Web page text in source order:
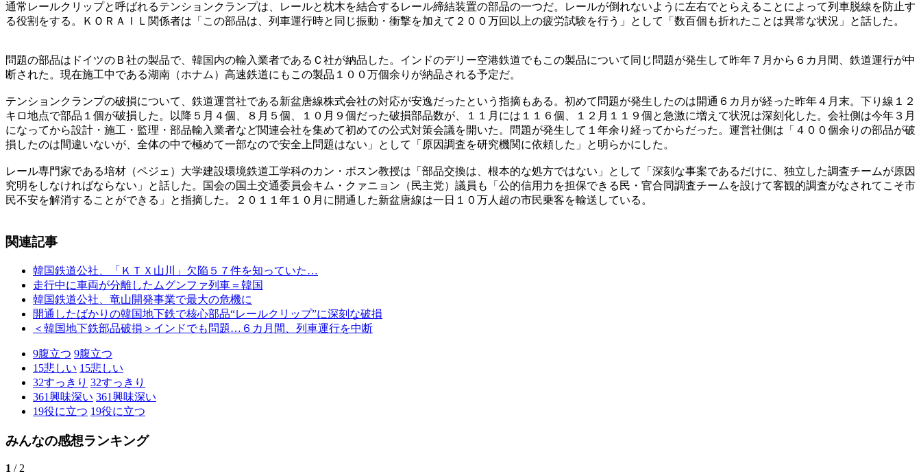
通常レールクリップと呼ばれるテンションクランプは、レールと枕木を結合するレール締結装置の部品の一つだ。レールが倒れないように左右でとらえることによって列車脱線を防止す
る役割をする。ＫＯＲＡＩＬ関係者は「この部品は、列車運行時と同じ振動・衝撃を加えて２００万回以上の疲労試験を行う」として「数百個も折れたことは異常な状況」と話した。
問題の部品はドイツのＢ社の製品で、韓国内の輸入業者であるＣ社が納品した。インドのデリー空港鉄道でもこの製品について同じ問題が発生して昨年７月から６カ月間、鉄道運行が中
断された。現在施工中である湖南（ホナム）高速鉄道にもこの製品１００万個余りが納品される予定だ。
テンションクランプの破損について、鉄道運営社である新盆唐線株式会社の対応が安逸だったという指摘もある。初めて問題が発生したのは開通６カ月が経った昨年４月末。下り線１２
キロ地点で部品１個が破損した。以降５月４個、８月５個、１０月９個だった破損部品数が、１１月には１１６個、１２月１１９個と急激に増えて状況は深刻化した。会社側は今年３月
になってから設計・施工・監理・部品輸入業者など関連会社を集めて初めての公式対策会議を開いた。問題が発生して１年余り経ってからだった。運営社側は「４００個余りの部品が破
損したのは間違いないが、全体の中で極めて一部なので安全上問題はない」として「原因調査を研究機関に依頼した」と明らかにした。
レール専門家である培材（ペジェ）大学建設環境鉄道工学科のカン・ボスン教授は「部品交換は、根本的な処方ではない」として「深刻な事案であるだけに、独立した調査チームが原因
究明をしなければならない」と話した。国会の国土交通委員会キム・クァニョン（民主党）議員も「公的信用力を担保できる民・官合同調査チームを設けて客観的調査がなされてこそ市
民不安を解消することができる」と指摘した。２０１１年１０月に開通した新盆唐線は一日１０万人超の市民乗客を輸送している。
関連記事
韓国鉄道公社、「ＫＴＸ山川」欠陥５７件を知っていた…
走行中に車両が分離したムグンファ列車＝韓国
韓国鉄道公社、竜山開発事業で最大の危機に
開通したばかりの韓国地下鉄で核心部品“レールクリップ”に深刻な破損
＜韓国地下鉄部品破損＞インドでも問題…６カ月間、列車運行を中断
9腹立つ 9腹立つ
15悲しい 15悲しい
32すっきり 32すっきり
361興味深い 361興味深い
19役に立つ 19役に立つ
みんなの感想ランキング
1 / 2